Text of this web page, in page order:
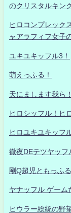
のクリスタルキン
ヒロコンプレック
ャアラフィフ女子
ユキユキッフル3！
萌えっふる！
天にまします我ら！
ヒロシッフル！ヒ
ヒロユキユキッフ
徹夜DEテツヤッフ
剛Q超児ともっふる
ヤナッフル ゲーム
ヒウラー総統の野